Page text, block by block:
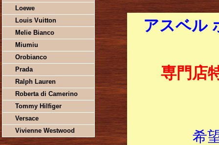
Loewe
Louis Vuitton
Melie Bianco
Miumiu
Orobianco
Prada
Ralph Lauren
Roberta di Camerino
Tommy Hilfiger
Versace
Vivienne Westwood
アスベル
専門店
希